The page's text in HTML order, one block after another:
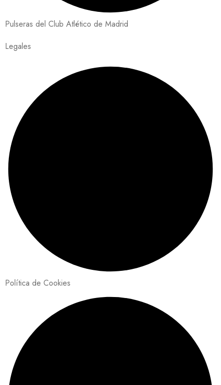
Pulseras del Club Atlético de Madrid
Legales
Política de Cookies